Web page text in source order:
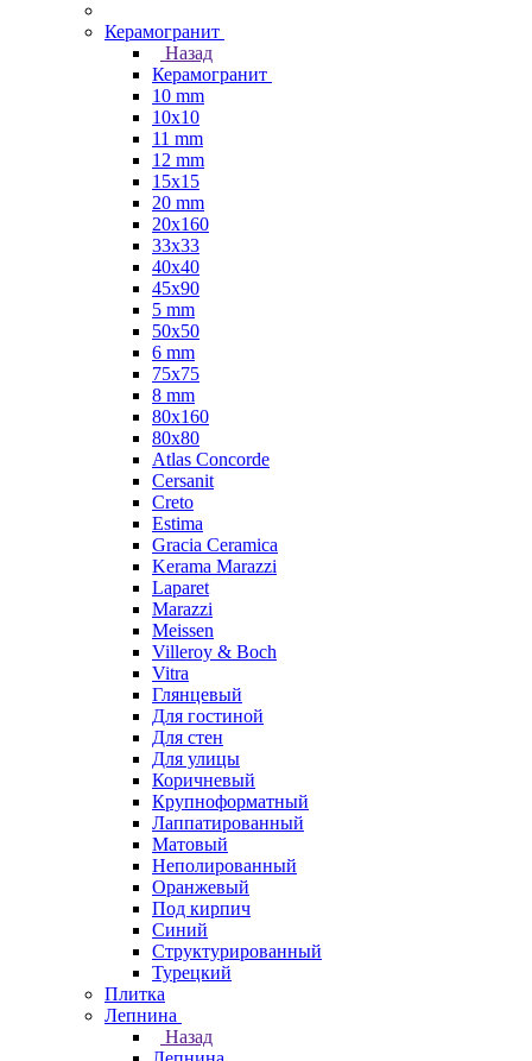
Керамогранит
Назад
Керамогранит
10 mm
10x10
11 mm
12 mm
15x15
20 mm
20х160
33x33
40х40
45x90
5 mm
50x50
6 mm
75х75
8 mm
80x160
80x80
Atlas Concorde
Cersanit
Creto
Estima
Gracia Ceramica
Kerama Marazzi
Laparet
Marazzi
Meissen
Villeroy & Boch
Vitra
Глянцевый
Для гостиной
Для стен
Для улицы
Коричневый
Крупноформатный
Лаппатированный
Матовый
Неполированный
Оранжевый
Под кирпич
Синий
Структурированный
Турецкий
Плитка
Лепнина
Назад